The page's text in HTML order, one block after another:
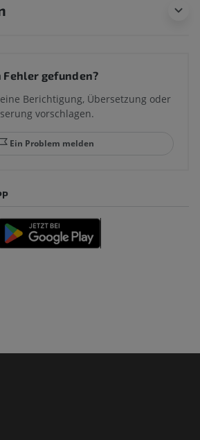
Fehler gefunden?
Berichtigung, Übersetzung oder
vorschlagen.
Ein Problem melden